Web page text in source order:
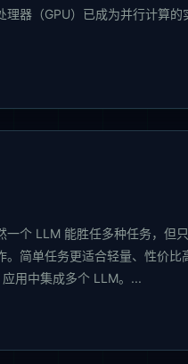
器（GPU）已成为并行计算的
一个 LLM 能胜任多种任务，但
简单任务更适合轻量、性价比
用中集成多个 LLM。...